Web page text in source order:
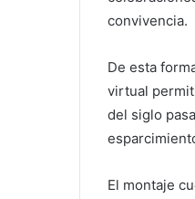
convivencia.
De esta
virtual
del siglo
El montaje